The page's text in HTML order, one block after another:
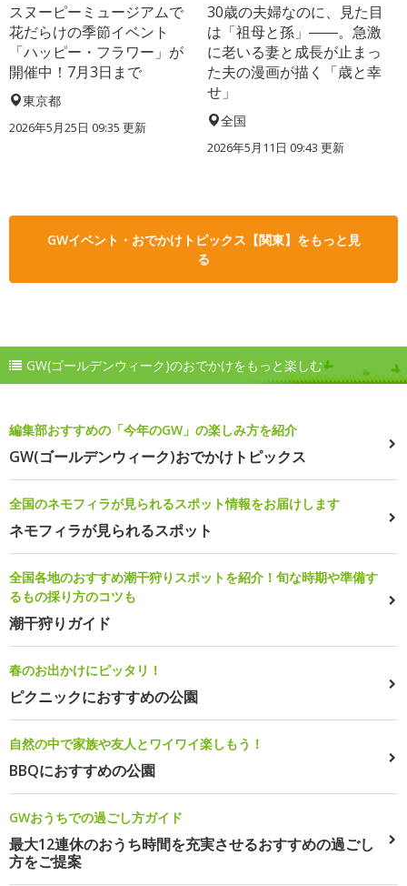
スヌーピーミュージアムで
花だらけの季節イベント
「ハッピー・フラワー」が
開催中！7月3日まで
東京都
2026年5月25日 09:35 更新
30歳の夫婦なのに、見た目
は「祖母と孫」――。急激
に老いる妻と成長が止まっ
た夫の漫画が描く「歳と幸
せ」
全国
2026年5月11日 09:43 更新
GWイベント・おでかけトピックス【関東】をもっと見
る
GW(ゴールデンウィーク)のおでかけをもっと楽しむ
編集部おすすめの「今年のGW」の楽しみ方を紹介
GW(ゴールデンウィーク)おでかけトピックス
全国のネモフィラが見られるスポット情報をお届けします
ネモフィラが見られるスポット
全国各地のおすすめ潮干狩りスポットを紹介！旬な時期や準備す
るもの採り方のコツも
潮干狩りガイド
春のお出かけにピッタリ！
ピクニックにおすすめの公園
自然の中で家族や友人とワイワイ楽しもう！
BBQにおすすめの公園
GWおうちでの過ごし方ガイド
最大12連休のおうち時間を充実させるおすすめの過ごし
方をご提案